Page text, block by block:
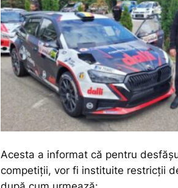
Acesta a informat că pentru
competiții, vor fi instituite restricții